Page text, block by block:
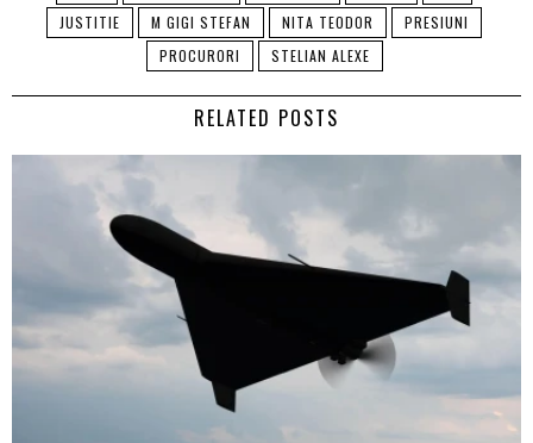
JUSTITIE
M GIGI STEFAN NITA TEODOR
PRESIUNI
PROCURORI
STELIAN ALEXE
RELATED POSTS